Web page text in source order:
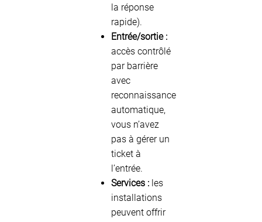
la réponse
rapide).
Entrée/sortie :
accès contrôlé
par barrière
avec
reconnaissance
automatique,
vous n’avez
pas à gérer un
ticket à
l’entrée.
Services : les
installations
peuvent offrir